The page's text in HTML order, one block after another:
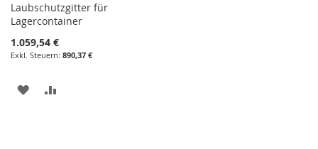
Laubschutzgitter für
Lagercontainer
1.059,54 €
890,37 €
ZUR